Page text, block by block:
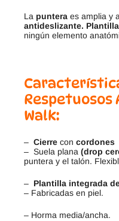
La puntera es amplia y
antideslizante.
ningún elemento
Respetuosos
Walk:
– Cierre con cordones
– Suela plana (drop
puntera y el talón.
– Plantilla integrada
– Fabricadas en piel.
– Horma media/ancha.